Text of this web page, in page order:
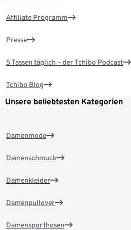
Affiliate Programm
Presse
5 Tassen täglich – der Tchibo Podcast
Tchibo Blog
Unsere beliebtesten Kategorien
Damenmode
Damenschmuck
Damenkleider
Damenpullover
Damensporthosen